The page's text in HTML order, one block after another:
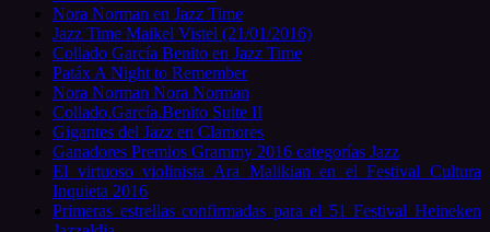
Nora Norman en Jazz Time
Jazz Time Maikel Vistel (21/01/2016)
Collado García Benito en Jazz Time
Patáx A Night to Remember
Nora Norman Nora Norman
Collado.García.Benito Suite II
Gigantes del Jazz en Clamores
Ganadores Premios Grammy 2016 categorías Jazz
El virtuoso violinista Ara Malikian en el Festival Cultura
Inquieta 2016
Primeras estrellas confirmadas para el 51 Festival Heineken